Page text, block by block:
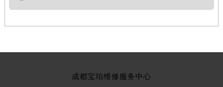
成都宝珀维修服务中心